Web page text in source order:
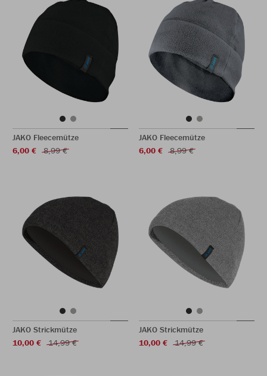
JAKO Fleecemütze
6,00 €
8,99 €
JAKO Fleecemütze
6,00 €
8,99 €
JAKO Strickmütze
10,00 €
14,99 €
JAKO Strickmütze
10,00 €
14,99 €